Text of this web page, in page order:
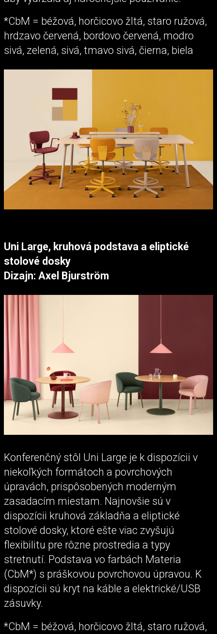
*CbM = béžová, horčicovo žltá, staro ružová,
hrdzavo červená, bordovo červená, modro
sivá, zelená, sivá, tmavo sivá, čierna, biela
Uni Large, kruhová podstava a eliptické
stolové dosky
Dizajn: Axel Bjurström
Konferenčný stôl Uni Large je k dispozícii v
niekoľkých formátoch a povrchových
úpravách, prispôsobených moderným
zasadacím miestam. Najnovšie sú v
dispozícii kruhová základňa a eliptické
stolové dosky, ktoré ešte viac zvyšujú
flexibilitu pre rôzne prostredia a typy
stretnutí. Podstava vo farbách Materia
(CbM*) s práškovou povrchovou úpravou. K
dispozícii sú kryt na káble a elektrické/USB
zásuvky.
*CbM = béžová, horčicovo žltá, staro ružová,